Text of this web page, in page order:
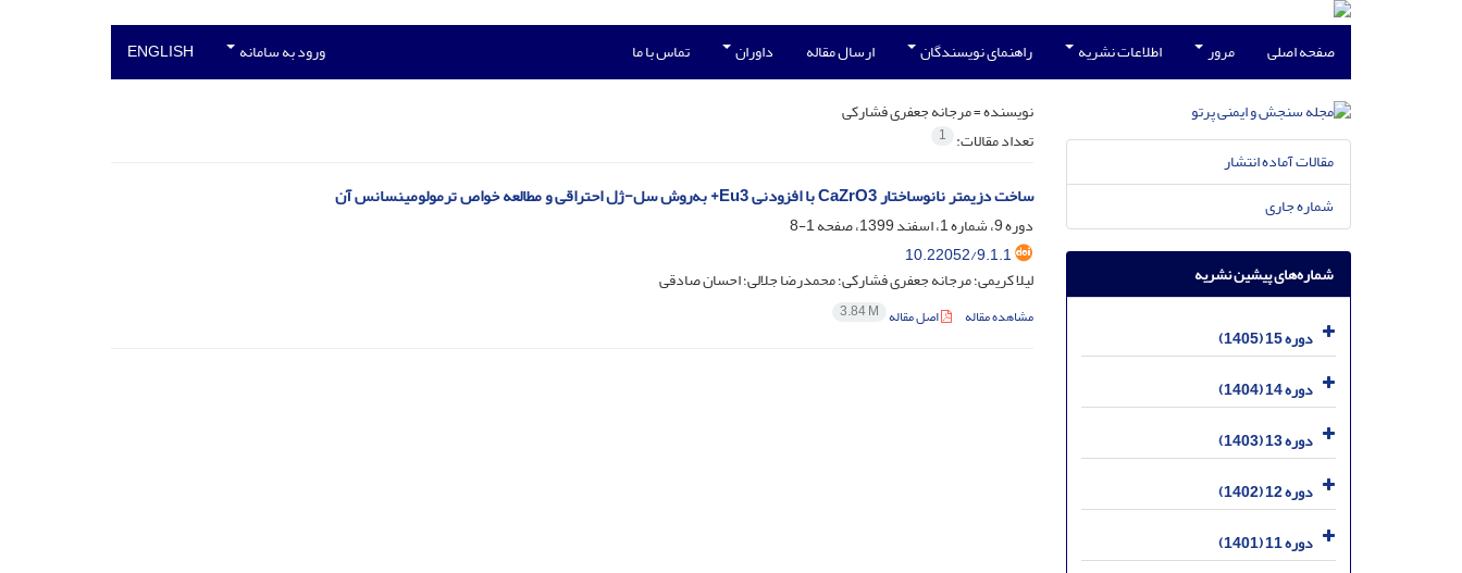
صفحه اصلی مرور اطلاعات نشریه راهنمای نویسندگان ارسال مقاله داوران تماس با ما ورود به سامانه ENGLISH
نویسنده =مرجانه جعفری فشارکی
تعداد مقالات: 1
ساخت دزیمتر نانوساختار CaZrO3 با افزودنی Eu3+ به‌روش سل-ژل احتراقی و مطالعه خواص ترمولومینسانس آن
دوره 9، شماره 1، اسفند 1399، صفحه
1-8
10.22052/9.1.1
لیلا کریمی؛ مرجانه جعفری فشارکی؛ محمدرضا جلالی؛ احسان صادقی
مشاهده مقاله اصل مقاله 3.84 M
مقالات آماده انتشار
شماره جاری
شماره‌های پیشین نشریه
دوره 15 (1405)
دوره 14 (1404)
دوره 13 (1403)
دوره 12 (1402)
دوره 11 (1401)